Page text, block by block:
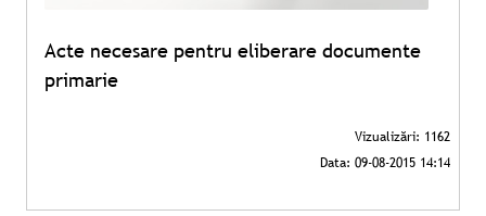
Acte necesare pentru eliberare documente
primarie